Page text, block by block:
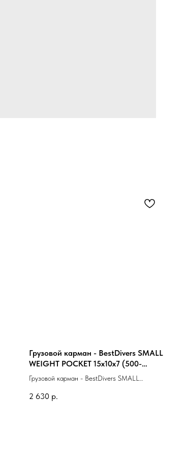
Грузовой карман - BestDivers SMALL
WEIGHT POCKET 15x10x7 (500-
1000gr)
Грузовой карман - BestDivers SMALL
2 630 р.